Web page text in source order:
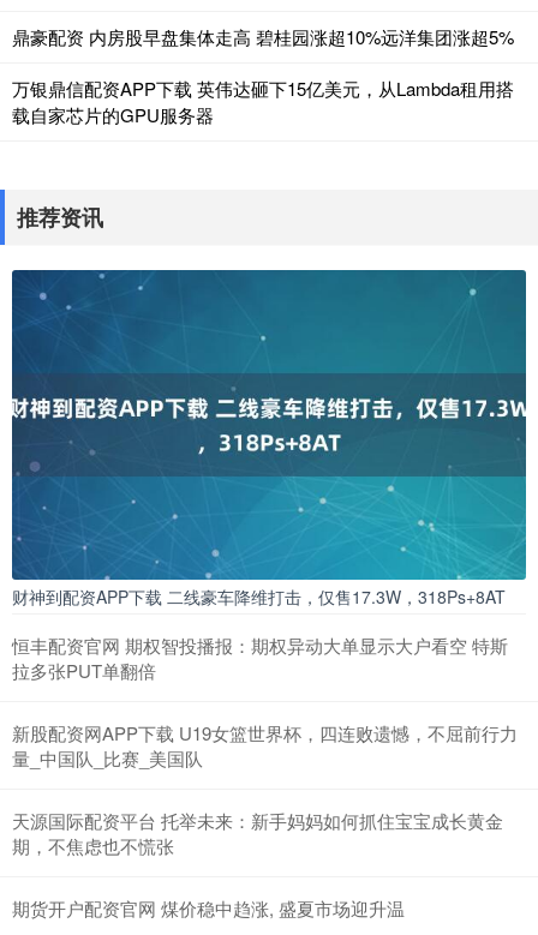
鼎豪配资 内房股早盘集体走高 碧桂园涨超10%远洋集团涨超5%
万银鼎信配资APP下载 英伟达砸下15亿美元，从Lambda租用搭
载自家芯片的GPU服务器
推荐资讯
财神到配资APP下载 二线豪车降维打击，仅售17.3W，318Ps+8AT
恒丰配资官网 期权智投播报：期权异动大单显示大户看空 特斯
拉多张PUT单翻倍
新股配资网APP下载 U19女篮世界杯，四连败遗憾，不屈前行力
量_中国队_比赛_美国队
天源国际配资平台 托举未来：新手妈妈如何抓住宝宝成长黄金
期，不焦虑也不慌张
期货开户配资官网 煤价稳中趋涨, 盛夏市场迎升温